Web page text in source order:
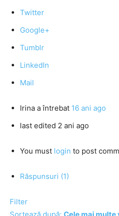
Twitter
Google+
Tumblr
LinkedIn
Mail
Irina a întrebat 16 ani ago
last edited 2 ani ago
You must login to post
Răspunsuri (1)
Filter